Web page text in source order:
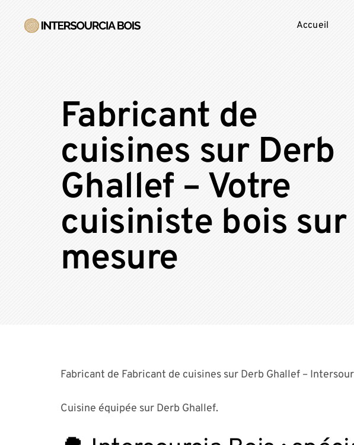
Accueil
Fabricant de
cuisines sur Derb
Ghallef – Votre
cuisiniste bois sur
mesure
Fabricant de Fabricant de cuisines sur Derb Ghallef –
Cuisine équipée sur Derb Ghallef.